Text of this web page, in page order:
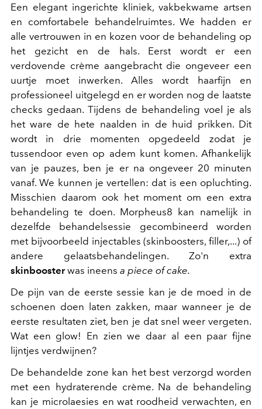
Een elegant ingerichte kliniek, vakbekwame artsen
en comfortabele behandelruimtes. We hadden er
alle vertrouwen in en kozen voor de behandeling op
het gezicht en de hals. Eerst wordt er een
verdovende crème aangebracht die ongeveer een
uurtje moet inwerken. Alles wordt haarfijn en
professioneel uitgelegd en er worden nog de laatste
checks gedaan. Tijdens de behandeling voel je als
het ware de hete naalden in de huid prikken. Dit
wordt in drie momenten opgedeeld zodat je
tussendoor even op adem kunt komen. Afhankelijk
van je pauzes, ben je er na ongeveer 20 minuten
vanaf. We kunnen je vertellen: dat is een opluchting.
Misschien daarom ook het moment om een extra
behandeling te doen. Morpheus8 kan namelijk in
dezelfde behandelsessie gecombineerd worden
met bijvoorbeeld injectables (skinboosters, filler,...) of
andere gelaatsbehandelingen. Zo'n extra
skinboosterwas ineens a piece of cake.
De pijn van de eerste sessie kan je de moed in de
schoenen doen laten zakken, maar wanneer je de
eerste resultaten ziet, ben je dat snel weer vergeten.
Wat een glow! En zien we daar al een paar fijne
lijntjes verdwijnen?
De behandelde zone kan het best verzorgd worden
met een hydraterende crème. Na de behandeling
kan je microlaesies en wat roodheid verwachten, en